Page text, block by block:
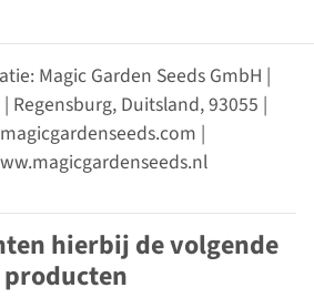
Magic Garden Seeds GmbH |
Regensburg, Duitsland, 93055 |
|
hierbij de volgende
producten